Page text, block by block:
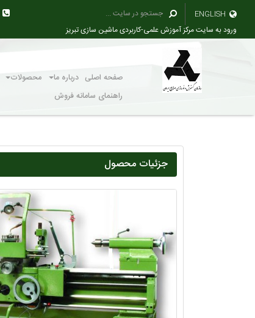
ورود به سایت مرکز آموزش علمی-کاربردی ماشین سازی تبریز
صفحه اصلی درباره ما محصولات
راهنمای سامانه فروش
جزئیات محصول